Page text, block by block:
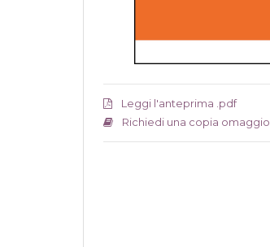
Leggi l'anteprima .pdf
Richiedi una copia omaggio